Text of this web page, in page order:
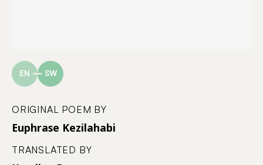
EN SW
ORIGINAL POEM BY
Euphrase Kezilahabi
TRANSLATED BY